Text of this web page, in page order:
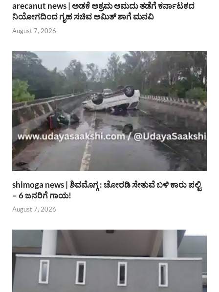
arecanut news | ಅಡಕೆ ಅಕ್ರಮ ಆಮದು ತಡೆಗೆ ಕರ್ನಾಟಕದ
ನಿಯೋಗದಿಂದ ಗೃಹ ಸಚಿವ ಅಮಿತ್ ಶಾಗೆ ಮನವಿ
August 7, 2026
shimoga news | ಶಿವಮೊಗ್ಗ : ಚೋರಡಿ ಸೇತುವೆ ಬಳಿ ಕಾರು ಪಲ್ಟಿ
– 6 ಜನರಿಗೆ ಗಾಯ!
August 7, 2026